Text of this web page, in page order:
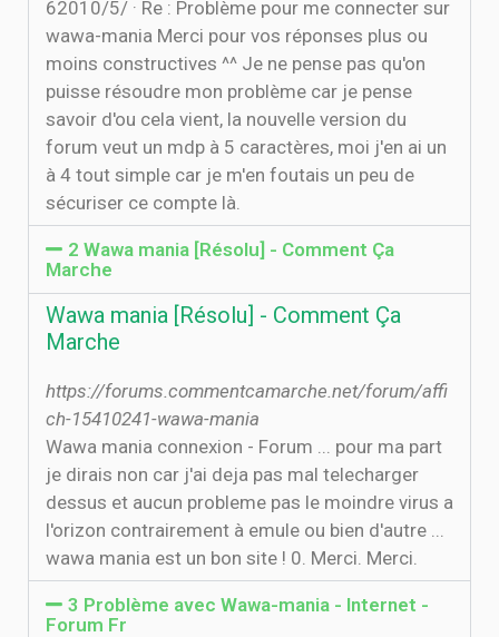
6‏‏/5‏‏/2010 · Re : Problème pour me connecter sur
wawa-mania Merci pour vos réponses plus ou
moins constructives ^^ Je ne pense pas qu'on
puisse résoudre mon problème car je pense
savoir d'ou cela vient, la nouvelle version du
forum veut un mdp à 5 caractères, moi j'en ai un
à 4 tout simple car je m'en foutais un peu de
sécuriser ce compte là.
2 Wawa mania [Résolu] - Comment Ça
Marche
Wawa mania [Résolu] - Comment Ça
Marche
https://forums.commentcamarche.net/forum/affi
ch-15410241-wawa-mania
Wawa mania connexion - Forum ... pour ma part
je dirais non car j'ai deja pas mal telecharger
dessus et aucun probleme pas le moindre virus a
l'orizon contrairement à emule ou bien d'autre ...
wawa mania est un bon site ! 0. Merci. Merci.
3 Problème avec Wawa-mania - Internet -
Forum Fr